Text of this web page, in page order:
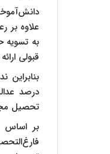
علاوه بر
به تسویه
قبولی
درصد
تحصیل
بر اساس